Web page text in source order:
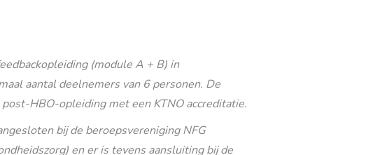
(module A + B) in
aantal deelnemers van 6 personen. De
HBO-opleiding met een KTNO accreditatie.
bij de beroepsvereniging NFG
en er is tevens aansluiting bij de